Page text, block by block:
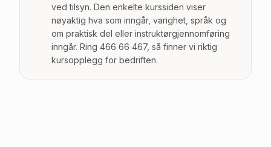
ved tilsyn. Den enkelte kurssiden viser
nøyaktig hva som inngår, varighet, språk og
om praktisk del eller instruktørgjennomføring
inngår. Ring 466 66 467, så finner vi riktig
kursopplegg for bedriften.